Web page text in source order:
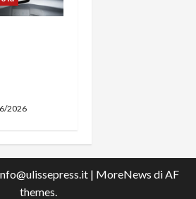
2026
| MoreNews di AF
themes.